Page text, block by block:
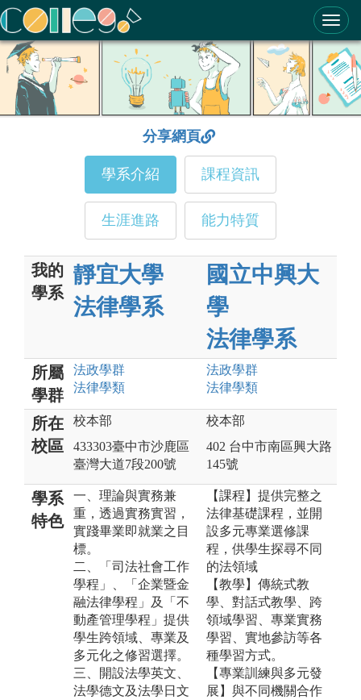
ColleGo! 大學選才與高中育才輔助系統
分享網頁
學系介紹 課程資訊
生涯進路 能力特質
我的
學系
靜宜大學
法律學系
國立中興大
學
法律學系
所屬
學群
法政學群
法律學類
法政學群
法律學類
所在
校區
校本部
433303臺中市沙鹿區
臺灣大道7段200號
校本部
402 台中市南區興大路
145號
學系
特色
一、理論與實務兼
重，透過實務實習，
實踐畢業即就業之目
標。
二、「司法社會工作
學程」、「企業暨金
融法律學程」及「不
動產管理學程」提供
學生跨領域、專業及
多元化之修習選擇。
三、開設法學英文、
法學德文及法學日文
【課程】提供完整之
法律基礎課程，並開
設多元專業選修課
程，供學生探尋不同
的法領域
【教學】傳統式教
學、對話式教學、跨
領域學習、專業實務
學習、實地參訪等各
種學習方式。
【專業訓練與多元發
展】與不同機關合作